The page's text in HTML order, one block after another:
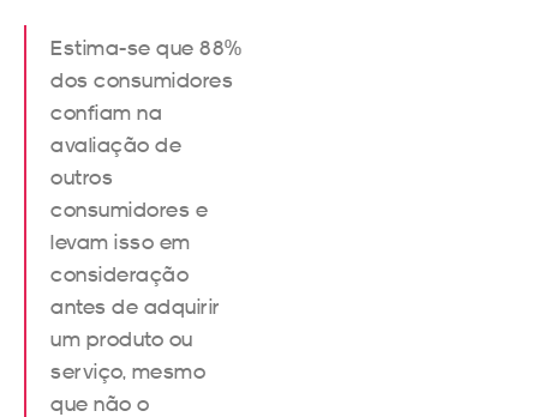
Estima-se que 88%
dos consumidores
confiam na
avaliação de
outros
consumidores e
levam isso em
consideração
antes de adquirir
um produto ou
serviço, mesmo
que não o